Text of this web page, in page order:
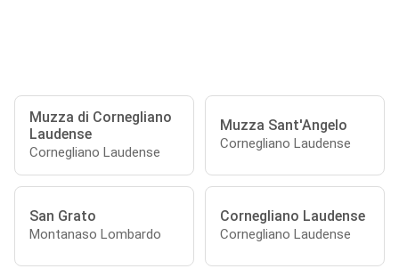
Muzza di Cornegliano
Laudense
Cornegliano Laudense
Muzza Sant'Angelo
Cornegliano Laudense
San Grato
Montanaso Lombardo
Cornegliano Laudense
Cornegliano Laudense